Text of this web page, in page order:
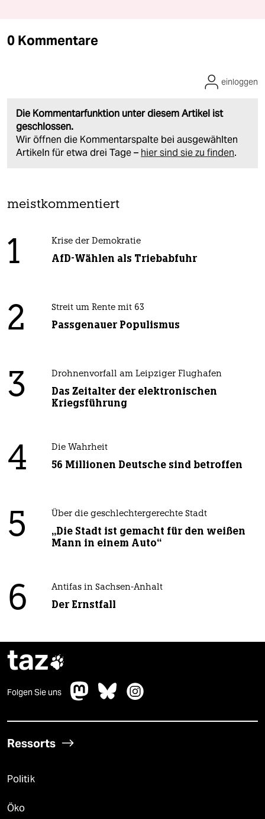
0 Kommentare
Die Kommentarfunktion unter diesem Artikel ist
geschlossen.
Wir öffnen die Kommentarspalte bei ausgewählten
Artikeln für etwa drei Tage – hier sind sie zu finden.
einloggen
meistkommentiert
1 Krise der Demokratie
AfD-Wählen als Triebabfuhr
2 Streit um Rente mit 63
Passgenauer Populismus
3 Drohnenvorfall am Leipziger Flughafen
Das Zeitalter der elektronischen
Kriegsführung
4 Die Wahrheit
56 Millionen Deutsche sind betroffen
5 Über die geschlechtergerechte Stadt
„Die Stadt ist gemacht für den weißen
Mann in einem Auto“
6 Antifas in Sachsen-Anhalt
Der Ernstfall
taz
Folgen Sie uns
Ressorts
Politik
Öko